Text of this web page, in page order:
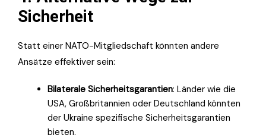
Sicherheit
Statt einer NATO-Mitgliedschaft könnten andere
Ansätze effektiver sein:
Bilaterale Sicherheitsgarantien: Länder wie die
USA, Großbritannien oder Deutschland könnten
der Ukraine spezifische Sicherheitsgarantien
bieten.